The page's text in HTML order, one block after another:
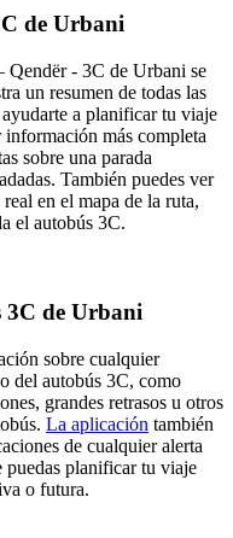
de Urbani
Qendër - 3C de Urbani se
un resumen de todas las
a planificar tu viaje
información más completa
sobre una parada
También puedes ver
en el mapa de la ruta,
el autobús 3C.
3C de Urbani
sobre cualquier
del autobús 3C, como
grandes retrasos u otros
La aplicación también
de cualquier alerta
planificar tu viaje
o futura.